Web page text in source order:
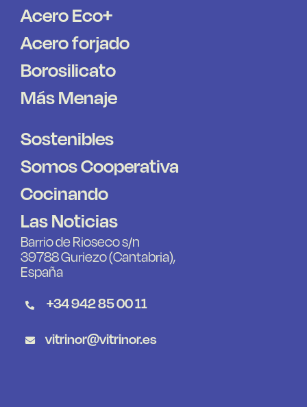
Acero Eco+
Acero forjado
Borosilicato
Más Menaje
Sostenibles
Somos Cooperativa
Cocinando
Las Noticias
Barrio de Rioseco s/n
39788 Guriezo (Cantabria),
España
+34 942 85 00 11
vitrinor@vitrinor.es